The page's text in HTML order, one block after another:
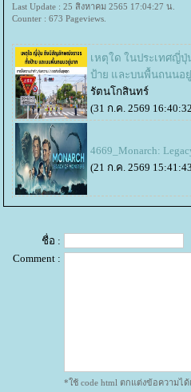
Last Update : 25 สิงหาคม 2565 17:04:27 น.
Counter : 673 Pageviews.
เหตุใด ในประเทศญี่
ป้าย และบนพื้นถนนอ
รัตนโกสินทร์
(31 ก.ค. 2569
4669_Monarch:
(21 ก.ค. 2569
ชื่อ :
Comment :
*ใช้ code html ตกแต่งข้อความไ